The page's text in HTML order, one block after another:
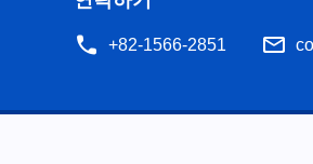
+82-1566-2851